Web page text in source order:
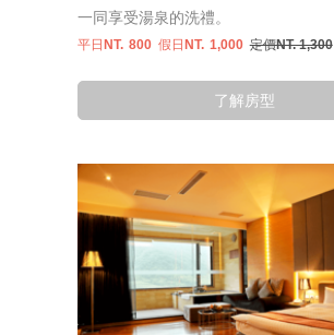
一同享受湯泉的洗禮。
平日NT. 800 假日NT. 1,000定價NT. 1,300
了解房型